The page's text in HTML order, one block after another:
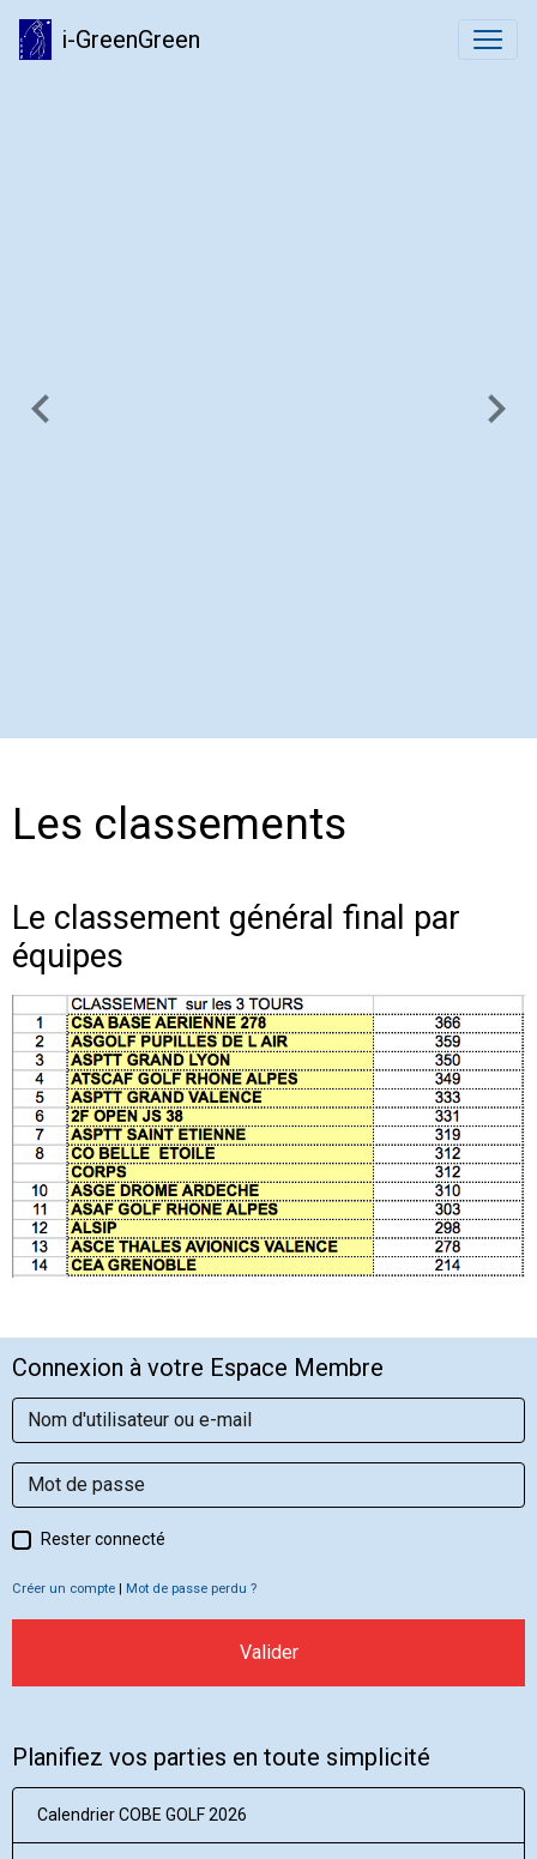
i-GreenGreen
Les classements
Le classement général final par
équipes
Connexion à votre Espace Membre
Rester connecté
Créer un compte | Mot de passe perdu ?
Valider
Planifiez vos parties en toute simplicité
Calendrier COBE GOLF 2026